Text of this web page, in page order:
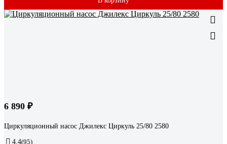
6 890 ₽
Циркуляционный насос Джилекс Циркуль 25/80 2580
4.4(95)